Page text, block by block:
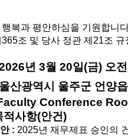
복과 평안하심을 기원합니
조 및 당사 정관 제21조
년 3월 20일(금) 오
산광역시 울주군 언양
Conference
적사항(안건)
: 2025년 재무제표 승인의 건